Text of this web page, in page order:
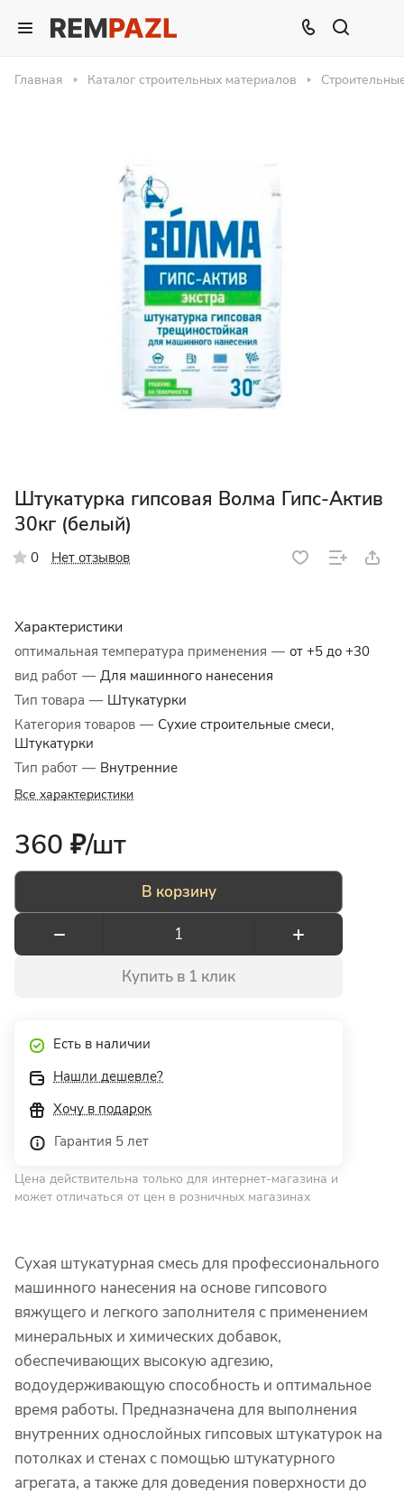
Главная Каталог строительных материалов
Штукатурка гипсовая Волма Гипс-Актив
30кг (белый)
0 Нет отзывов
Характеристики
оптимальная температура применения — от +5 до +30
вид работ — Для машинного нанесения
Тип товара — Штукатурки
Категория товаров — Сухие строительные смеси,
Штукатурки
Тип работ — Внутренние
Все характеристики
360 ₽/шт
В корзину
Купить в 1 клик
Есть в наличии
Нашли дешевле?
Хочу в подарок
Гарантия 5 лет
Цена действительна только для интернет-магазина и
может отличаться от цен в розничных магазинах
Сухая штукатурная смесь для профессионального
машинного нанесения на основе гипсового
вяжущего и легкого заполнителя с применением
минеральных и химических добавок,
обеспечивающих высокую адгезию,
водоудерживающую способность и оптимальное
время работы. Предназначена для выполнения
внутренних однослойных гипсовых штукатурок на
потолках и стенах с помощью штукатурного
агрегата, а также для доведения поверхности до